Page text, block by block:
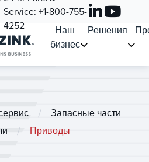
Service: +1-800-755-
4252
Наш
бизнес
Решения
/ Запасные части
/ Приводы